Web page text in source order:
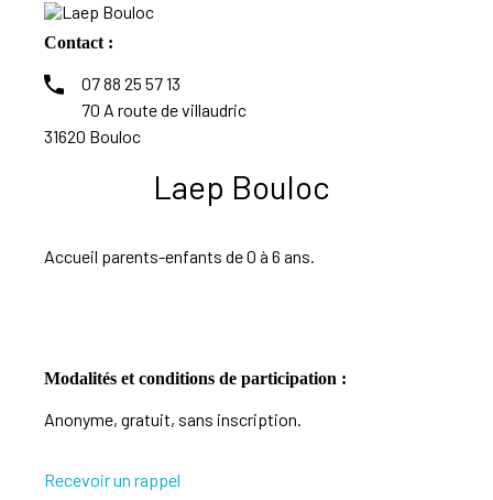
Contact :
07 88 25 57 13
70 A route de villaudric
31620 Bouloc
Laep Bouloc
Accueil parents-enfants de 0 à 6 ans.
Modalités et conditions de participation :
Anonyme, gratuit, sans inscription.
Recevoir un rappel